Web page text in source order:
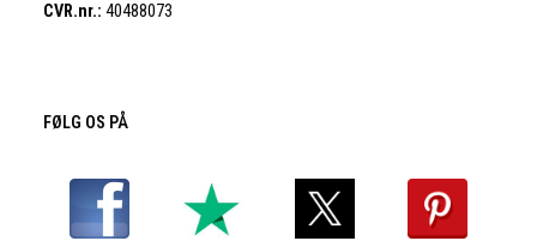
CVR.nr.: 40488073
FØLG OS PÅ